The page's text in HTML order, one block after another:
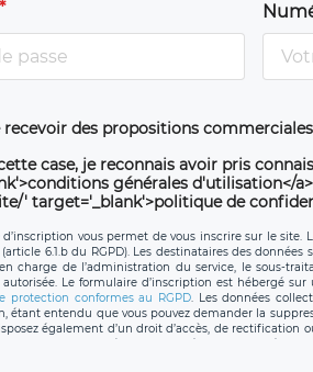
recevoir des propositions
case, je reconnais avoir pris
générales d'utilisation</
' target='_blank'>politique de
vous permet de vous inscrire sur le site.
6.1.b du RGPD). Les destinataires des
charge de l’administration du service, le sous-
Le formulaire d’inscription est hébergé
protection conformes au RGPD. Les données
étant entendu que vous pouvez demander la
également d’un droit d’accès, de
que d’un droit à la portabilité de vos données.
de LÉGAVOX qui exerce au siège social de